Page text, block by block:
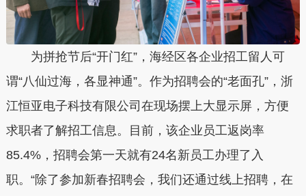
为拼抢节后“开门红”，海经区各企业招工留人可
谓“八仙过海，各显神通”。作为招聘会的“老面孔”，浙
江恒亚电子科技有限公司在现场摆上大显示屏，方便
求职者了解招工信息。目前，该企业员工返岗率
85.4%，招聘会第一天就有24名新员工办理了入
职。“除了参加新春招聘会，我们还通过线上招聘，在